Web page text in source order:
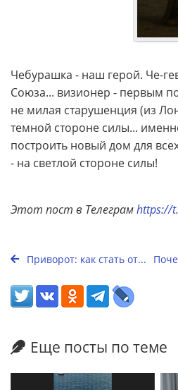
Чебурашка - наш герой. Че-
Союза... визионер - первым
не милая старушенция (из
темной стороне силы...
построить новый дом для
- на светлой стороне силы!
Этот пост в Телеграмhttps://
Приворот: как стать от...
Еще посты по теме